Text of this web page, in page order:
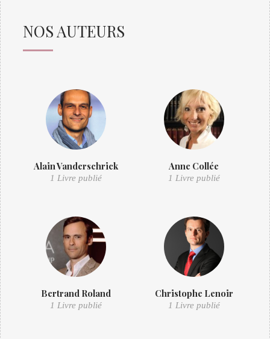
NOS AUTEURS
Alain Vanderschrick
1 Livre publié
Anne Collée
1 Livre publié
Bertrand Roland
1 Livre publié
Christophe Lenoir
1 Livre publié